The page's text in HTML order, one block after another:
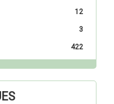
12
3
422